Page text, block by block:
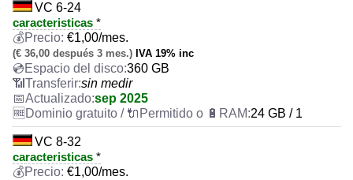
VC 6-24
caracteristicas *
€1,00/mes.
(€ 36,00 después 3 mes.) IVA 19% inc
360 GB
sin medir
sep 2025
24 GB / 1
VC 8-32
caracteristicas *
€1,00/mes.